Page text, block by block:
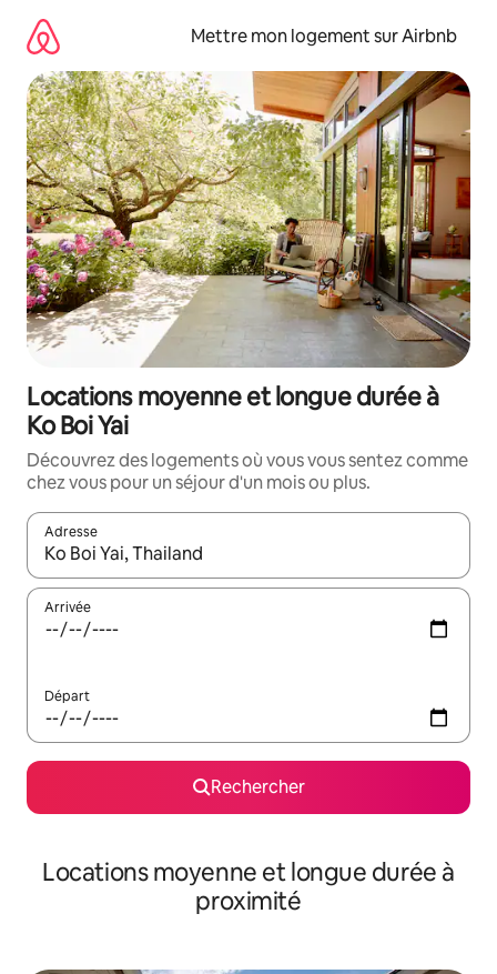
directement
contenu
Mettre mon logement sur Airbnb
Locations moyenne et longue durée à
Ko Boi Yai
Découvrez des logements où vous vous sentez comme
chez vous pour un séjour d'un mois ou plus.
Adresse
Lorsque les résultats s'affichent, utilisez les flèches vers le
Arrivée
Départ
Rechercher
Locations moyenne et longue durée à
proximité